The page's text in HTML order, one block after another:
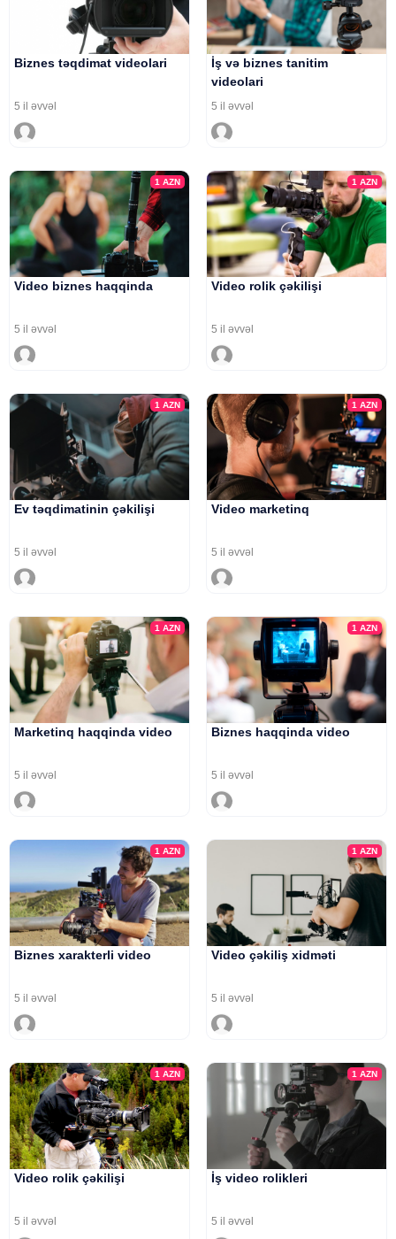
Biznes təqdimat videolari
5 il əvvəl
İş və biznes tanitim
videolari
5 il əvvəl
1AZN
Video biznes haqqinda
5 il əvvəl
1 AZN
Video rolik çəkilişi
5 il əvvəl
1AZN
Ev təqdimatinin çəkilişi
5 il əvvəl
1 AZN
Video marketinq
5 il əvvəl
1AZN
Marketinq haqqinda video
5 il əvvəl
1 AZN
Biznes haqqinda video
5 il əvvəl
1AZN
Biznes xarakterli video
5 il əvvəl
1 AZN
Video çəkiliş xidməti
5 il əvvəl
1AZN
Video rolik çəkilişi
5 il əvvəl
1 AZN
İş video rolikleri
5 il əvvəl